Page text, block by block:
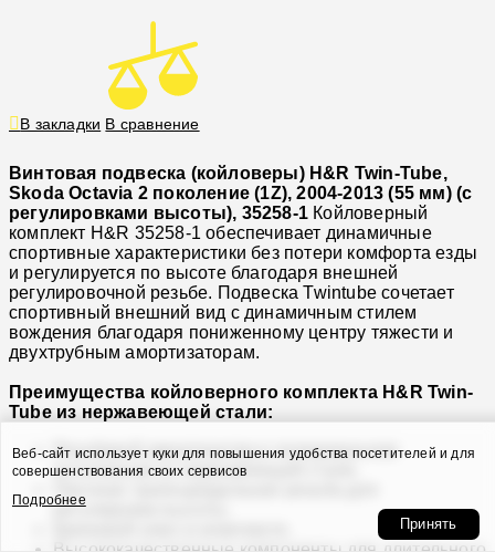
В закладки В сравнение
Винтовая подвеска (койловеры) H&R Twin-Tube,
Skoda Octavia 2 поколение (1Z), 2004-2013 (55 мм) (с
регулировками высоты), 35258-1 Койловерный
комплект H&R 35258-1 обеспечивает динамичные
спортивные характеристики без потери комфорта езды
и регулируется по высоте благодаря внешней
регулировочной резьбе. Подвеска Twintube сочетает
спортивный внешний вид с динамичным стилем
вождения благодаря пониженному центру тяжести и
двухтрубным амортизаторам.
Преимущества койловерного комплекта H&R Twin-
Tube из нержавеющей стали:
Резьбовой амортизатор в полированном
исполнении из нержавеющей стали.
регулировки высоты.
Веб-сайт использует куки для повышения удобства посетителей и для
совершенствования своих сервисов
Подробнее
Принять